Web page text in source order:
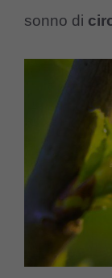
sonno di